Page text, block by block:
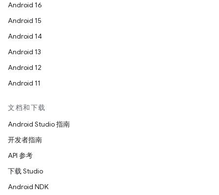
Android 16
Android 15
Android 14
Android 13
Android 12
Android 11
文档和下载
Android Studio 指南
开发者指南
API 参考
下载 Studio
Android NDK